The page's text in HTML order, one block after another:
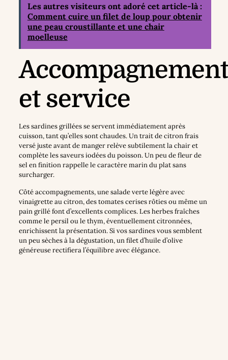
Les autres visiteurs ont adoré cet article-là :
Comment cuire un filet de loup pour obtenir
une peau croustillante et une chair
moelleuse
et service
Les sardines grillées se servent immédiatement après
cuisson, tant qu’elles sont chaudes. Un trait de citron frais
versé juste avant de manger relève subtilement la chair et
complète les saveurs iodées du poisson. Un peu de fleur de
sel en finition rappelle le caractère marin du plat sans
surcharger.
Côté accompagnements, une salade verte légère avec
vinaigrette au citron, des tomates cerises rôties ou même un
pain grillé font d’excellents complices. Les herbes fraîches
comme le persil ou le thym, éventuellement citronnées,
enrichissent la présentation. Si vos sardines vous semblent
un peu sèches à la dégustation, un filet d’huile d’olive
généreuse rectifiera l’équilibre avec élégance.